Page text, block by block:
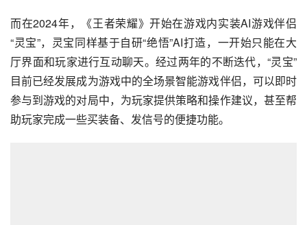
而在2024年，《王者荣耀》开始在游戏内实装AI游戏伴侣
“灵宝”，灵宝同样基于自研“绝悟”AI打造，一开始只能在大
厅界面和玩家进行互动聊天。经过两年的不断迭代，“灵宝”
目前已经发展成为游戏中的全场景智能游戏伴侣，可以即时
参与到游戏的对局中，为玩家提供策略和操作建议，甚至帮
助玩家完成一些买装备、发信号的便捷功能。